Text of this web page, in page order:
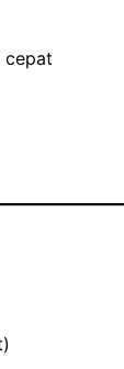
cepat